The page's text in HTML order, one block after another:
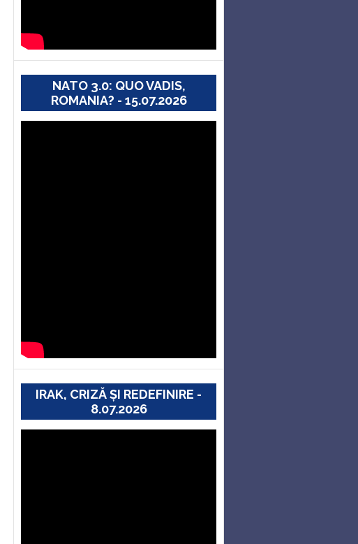
NATO 3.0: QUO VADIS,
ROMANIA? - 15.07.2026
IRAK, CRIZĂ ȘI REDEFINIRE -
8.07.2026